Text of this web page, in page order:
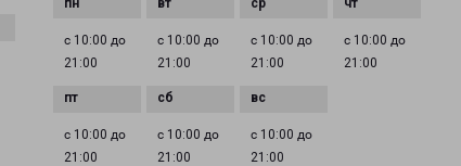
с 10:00 до
21:00
с 10:00 до
21:00
с 10:00 до
21:00
с 10:00 до
21:00
с 10:00 до
21:00
с 10:00 до
21:00
с 10:00 до
21:00